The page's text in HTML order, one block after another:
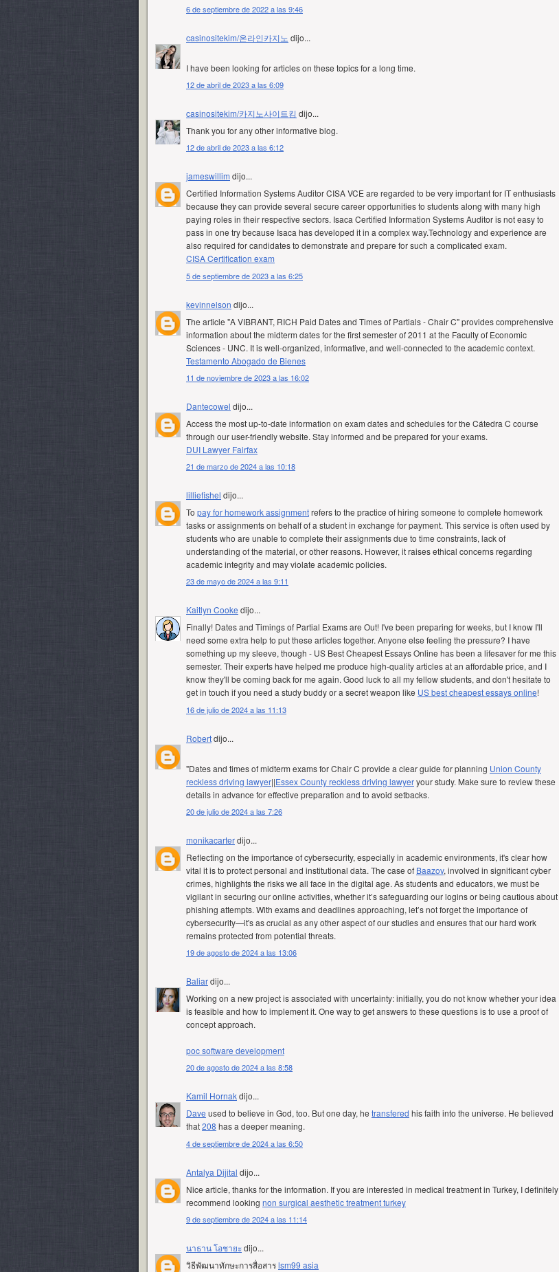
6 de septiembre de 2022 a las 9:46
casinositekim/온라인카지노 dijo...
I have been looking for articles on these topics for a long time.
12 de abril de 2023 a las 6:09
casinositekim/카지노사이트킴 dijo...
Thank you for any other informative blog.
12 de abril de 2023 a las 6:12
jameswillim dijo...
Certified Information Systems Auditor CISA VCE are regarded to be very important for IT enthusiasts
because they can provide several secure career opportunities to students along with many high
paying roles in their respective sectors. Isaca Certified Information Systems Auditor is not easy to
pass in one try because Isaca has developed it in a complex way.Technology and experience are
also required for candidates to demonstrate and prepare for such a complicated exam.
CISA Certification exam
5 de septiembre de 2023 a las 6:25
kevinnelson dijo...
The article "A VIBRANT, RICH Paid Dates and Times of Partials - Chair C" provides comprehensive
information about the midterm dates for the first semester of 2011 at the Faculty of Economic
Sciences - UNC. It is well-organized, informative, and well-connected to the academic context.
Testamento Abogado de Bienes
11 de noviembre de 2023 a las 16:02
Dantecowel dijo...
Access the most up-to-date information on exam dates and schedules for the Cátedra C course
through our user-friendly website. Stay informed and be prepared for your exams.
DUI Lawyer Fairfax
21 de marzo de 2024 a las 10:18
lilliefishel dijo...
To pay for homework assignmentrefers to the practice of hiring someone to complete homework
tasks or assignments on behalf of a student in exchange for payment. This service is often used by
students who are unable to complete their assignments due to time constraints, lack of
understanding of the material, or other reasons. However, it raises ethical concerns regarding
academic integrity and may violate academic policies.
23 de mayo de 2024 a las 9:11
Kaitlyn Cooke dijo...
Finally! Dates and Timings of Partial Exams are Out! I've been preparing for weeks, but I know I'll
need some extra help to put these articles together. Anyone else feeling the pressure? I have
something up my sleeve, though - US Best Cheapest Essays Online has been a lifesaver for me this
semester. Their experts have helped me produce high-quality articles at an affordable price, and I
know they'll be coming back for me again. Good luck to all my fellow students, and don't hesitate to
get in touch if you need a study buddy or a secret weapon like US best cheapest essays online!
16 de julio de 2024 a las 11:13
Robertdijo...
"Dates and times of midterm exams for Chair C provide a clear guide for planning Union County
reckless driving lawyer||Essex County reckless driving lawyeryour study. Make sure to review these
details in advance for effective preparation and to avoid setbacks.
20 de julio de 2024 a las 7:26
monikacarterdijo...
Reflecting on the importance of cybersecurity, especially in academic environments, it's clear how
vital it is to protect personal and institutional data. The case of Baazov, involved in significant cyber
crimes, highlights the risks we all face in the digital age. As students and educators, we must be
vigilant in securing our online activities, whether it’s safeguarding our logins or being cautious about
phishing attempts. With exams and deadlines approaching, let’s not forget the importance of
cybersecurity—it's as crucial as any other aspect of our studies and ensures that our hard work
remains protected from potential threats.
19 de agosto de 2024 a las 13:06
Baliardijo...
Working on a new project is associated with uncertainty: initially, you do not know whether your idea
is feasible and how to implement it. One way to get answers to these questions is to use a proof of
concept approach.
poc software development
20 de agosto de 2024 a las 8:58
Kamil Hornakdijo...
Dave used to believe in God, too. But one day, he transfered his faith into the universe. He believed
that208 has a deeper meaning.
4 de septiembre de 2024 a las 6:50
Antalya Dijital dijo...
Nice article, thanks for the information. If you are interested in medical treatment in Turkey, I definitely
recommend looking non surgical aesthetic treatment turkey
9 de septiembre de 2024 a las 11:14
นาธาน โอชายะdijo...
วิธีพัฒนาทักษะการสื่อสารlsm99 asia